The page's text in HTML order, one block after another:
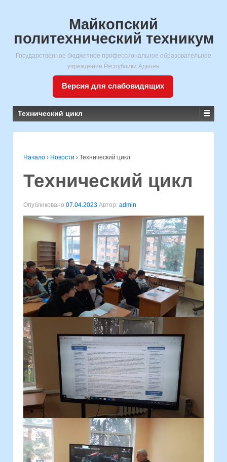
Майкопский
политехнический техникум
Государственное бюджетное профессиональное образовательное
учреждение Республики Адыгея
Версия для слабовидящих
Технический цикл
Начало › Новости › Технический цикл
Технический цикл
Опубликовано 07.04.2023 Автор: admin